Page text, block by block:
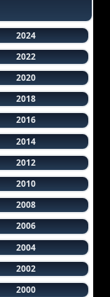
2024
2022
2020
2018
2016
2014
2012
2010
2008
2006
2004
2002
2000